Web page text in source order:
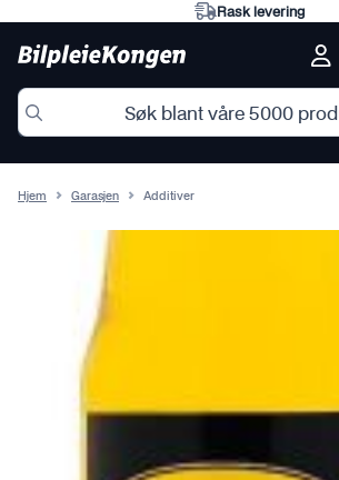
Rask levering
Hjem Garasjen Additiver